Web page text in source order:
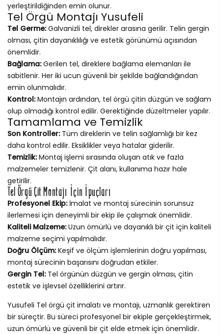
yerleştirildiğinden emin olunur.
Tel Örgü Montajı Yusufeli
Tel Germe:Galvanizli tel, direkler arasına gerilir. Telin gergin
olması, çitin dayanıklılığı ve estetik görünümü açısından
önemlidir.
Bağlama:Gerilen tel, direklere bağlama elemanları ile
sabitlenir. Her iki ucun güvenli bir şekilde bağlandığından
emin olunmalıdır.
Kontrol:Montajın ardından, tel örgü çitin düzgün ve sağlam
olup olmadığı kontrol edilir. Gerektiğinde düzeltmeler yapılır.
Tamamlama ve Temizlik
Son Kontroller:Tüm direklerin ve telin sağlamlığı bir kez
daha kontrol edilir. Eksiklikler veya hatalar giderilir.
Temizlik:Montaj işlemi sırasında oluşan atık ve fazla
malzemeler temizlenir. Çit alanı, kullanıma hazır hale
getirilir.
Tel Örgü Çit Montajı İçin İpuçları
Profesyonel Ekip:İmalat ve montaj sürecinin sorunsuz
ilerlemesi için deneyimli bir ekip ile çalışmak önemlidir.
Kaliteli Malzeme:Uzun ömürlü ve dayanıklı bir çit için kaliteli
malzeme seçimi yapılmalıdır.
Doğru Ölçüm:Keşif ve ölçüm işlemlerinin doğru yapılması,
montaj sürecinin başarısını doğrudan etkiler.
Gergin Tel:Tel örgünün düzgün ve gergin olması, çitin
estetik ve işlevsel özelliklerini artırır.
Yusufeli Tel örgü çit imalatı ve montajı, uzmanlık gerektiren
bir süreçtir. Bu süreci profesyonel bir ekiple gerçekleştirmek,
uzun ömürlü ve güvenli bir çit elde etmek için önemlidir.